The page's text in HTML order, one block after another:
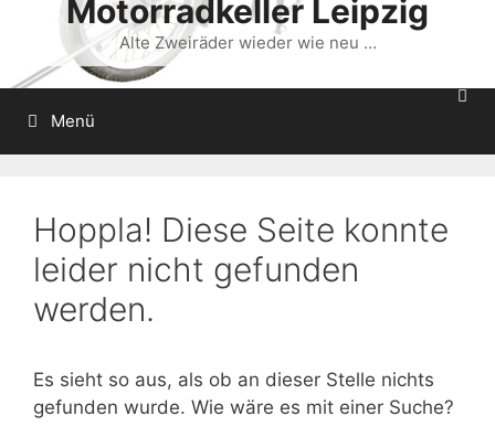
Motorradkeller Leipzig
Alte Zweiräder wieder wie neu …
Menü
Hoppla! Diese Seite konnte
leider nicht gefunden
werden.
Es sieht so aus, als ob an dieser Stelle nichts
gefunden wurde. Wie wäre es mit einer Suche?